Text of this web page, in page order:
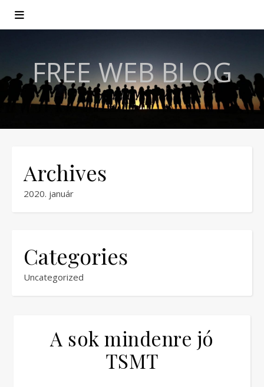
FREE WEB BLOG
Archives
2020. január
Categories
Uncategorized
A sok mindenre jó
TSMT